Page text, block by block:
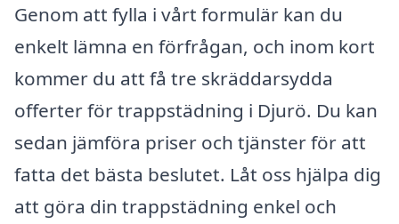
Genom att fylla i vårt formulär kan du
enkelt lämna en förfrågan, och inom kort
kommer du att få tre skräddarsydda
offerter för trappstädning i Djurö. Du kan
sedan jämföra priser och tjänster för att
fatta det bästa beslutet. Låt oss hjälpa dig
att göra din trappstädning enkel och